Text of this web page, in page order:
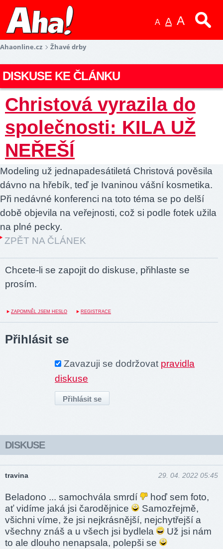
A A A
Ahaonline.cz Žhavé drby
DISKUSE KE ČLÁNKU
Christová vyrazila do
společnosti: KILA UŽ
NEŘEŠÍ
Modeling už jednapadesátiletá Christová pověsila
dávno na hřebík, teď je Ivaninou vášní kosmetika.
Při nedávné konferenci na toto téma se po delší
době objevila na veřejnosti, což si podle fotek užila
na plné pecky.
ZPĚT NA ČLÁNEK
Chcete-li se zapojit do diskuse, přihlaste se
prosím.
ZAPOMNĚL JSEM HESLO REGISTRACE
Přihlásit se
Zavazuji se dodržovat pravidla
diskuse
DISKUSE
travina 29. 04. 2022 05:45
Beladono ... samochvála smrdí
hoď sem foto,
ať vidíme jaká jsi čarodějnice
Samozřejmě,
všichni víme, že jsi nejkrásnější, nejchytřejší a
všechny znáš a u všech jsi bydlela
Už jsi nám
to ale dlouho nenapsala, polepši se